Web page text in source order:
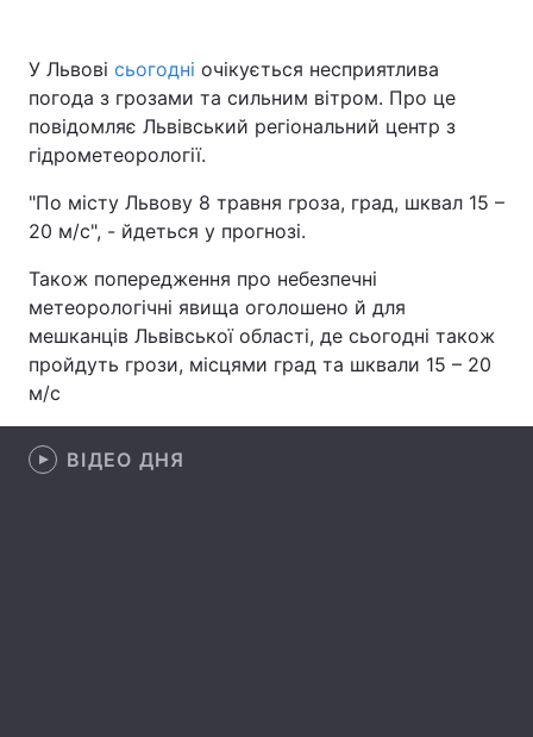
Головна Війна
Україна Політика
Спорт Наука
Техно і зв'язок Лайт
Зброя Інциденти
Здоров'я
Цікавинки
У Львові сьогодні очікується несприятлива
погода з грозами та сильним вітром. Про це
повідомляє Львівський регіональний центр з
гідрометеорології.
"По місту Львову 8 травня гроза, град, шквал 15 –
20 м/с", - йдеться у прогнозі.
Також попередження про небезпечні
метеорологічні явища оголошено й для
мешканців Львівської області, де сьогодні також
пройдуть грози, місцями град та шквали 15 – 20
м/с
ВІДЕО ДНЯ